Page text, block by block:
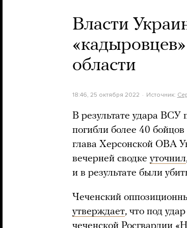
Власти
области
18:46, 25 октября 2022 Источник:
В результате удара ВСУ
погибли более 40
глава Херсонской ОВА
вечерней сводке уточнил
и в результате были
Чеченский
утверждает, что под
чеченской Росгвардии